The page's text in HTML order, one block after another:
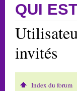
QUI
invités
Index du forum